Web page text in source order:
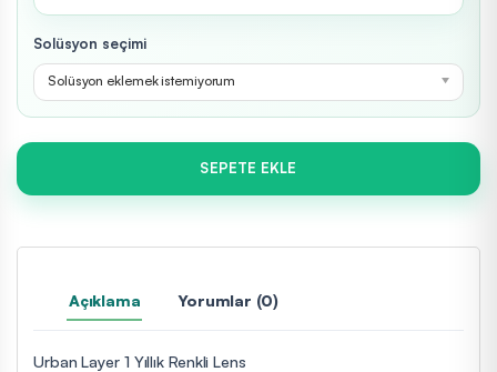
Solüsyon seçimi
Solüsyon eklemek istemiyorum
SEPETE EKLE
Açıklama Yorumlar (0)
Urban Layer 1 Yıllık Renkli Lens